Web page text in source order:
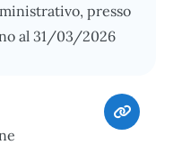
presso
al 31/03/2026